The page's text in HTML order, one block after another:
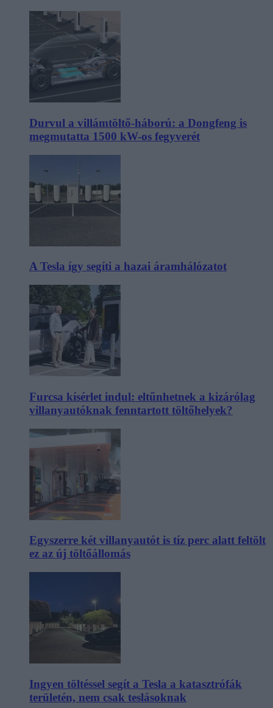
Durvul a villámtöltő-háború: a Dongfeng is
megmutatta 1500 kW-os fegyverét
A Tesla így segíti a hazai áramhálózatot
Furcsa kísérlet indul: eltűnhetnek a kizárólag
villanyautóknak fenntartott töltőhelyek?
Egyszerre két villanyautót is tíz perc alatt feltölt
ez az új töltőállomás
Ingyen töltéssel segít a Tesla a katasztrófák
területén, nem csak teslásoknak